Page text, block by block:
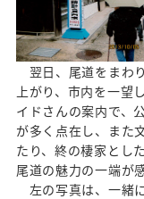
翌日、尾道をまわ
上がり、市内を一望
イドさんの案内で、
が多く点在し、また
たり、終の棲家とし
尾道の魅力の一端が
左の写真は、一緒